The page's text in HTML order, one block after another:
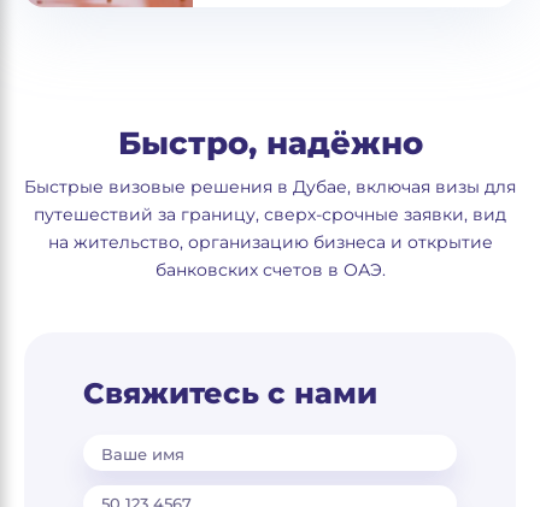
Быстро, надёжно
Быстрые визовые решения в Дубае, включая визы для
путешествий за границу, сверх-срочные заявки, вид
на жительство, организацию бизнеса и открытие
банковских счетов в ОАЭ.
Свяжитесь с нами
Ваше имя